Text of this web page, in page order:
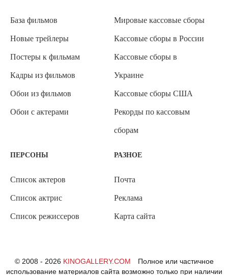
База фильмов
Новые трейлеры
Постеры к фильмам
Кадры из фильмов
Обои из фильмов
Обои с актерами
Мировые кассовые сборы
Кассовые сборы в России
Кассовые сборы в
Украине
Кассовые сборы США
Рекорды по кассовым
сборам
ПЕРСОНЫ
Список актеров
Список актрис
Список режиссеров
РАЗНОЕ
Почта
Реклама
Карта сайта
© 2008 - 2026 KINOGALLERY.COM
Полное или частичное
использование материалов сайта возможно только при наличии